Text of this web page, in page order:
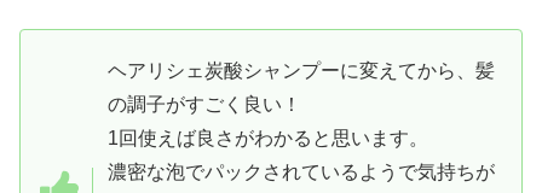
ヘアリシェ炭酸シャンプーに変えてから、髪
の調子がすごく良い！
1回使えば良さがわかると思います。
濃密な泡でパックされているようで気持ちが